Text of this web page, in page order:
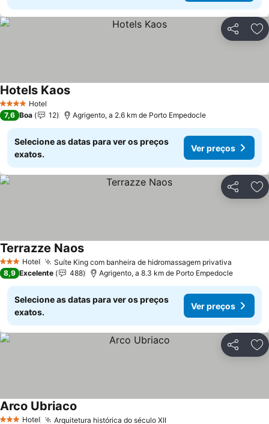
Partilhar
4 EstrelasHotel
Hotels Kaos
7,6 Boa 12 Agrigento, a 2.6 km de Porto Empedocle
Selecione as datas para ver os preços
exatos.
Ver preços
Partilhar
3 EstrelasHotel Suíte King com banheira de hidromassagem privativa
Terrazze Naos
8,9 Excelente 488 Agrigento, a 8.3 km de Porto Empedocle
Selecione as datas para ver os preços
exatos.
Ver preços
Partilhar
Hotel Arquitetura histórica do século XII
Arco Ubriaco